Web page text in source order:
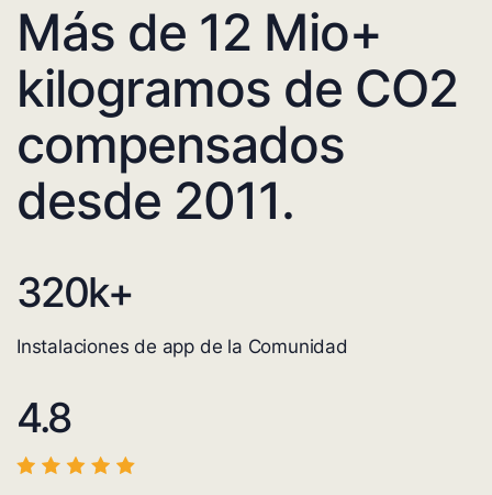
Más de 12 Mio+
kilogramos de CO2
compensados
desde 2011.
320k+
Instalaciones de app de la Comunidad
4.8